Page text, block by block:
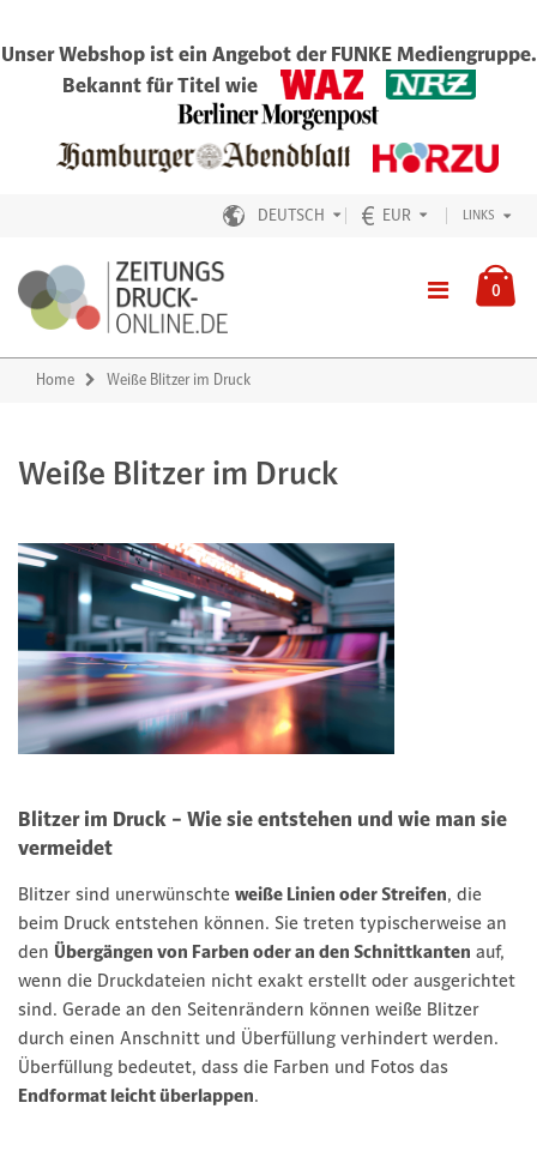
Unser Webshop ist ein Angebot der FUNKE Mediengruppe.
Bekannt für Titel wie
DEUTSCH EUR LINKS
0
Home Weiße Blitzer im Druck
Weiße Blitzer im Druck
Blitzer im Druck – Wie sie entstehen und wie man sie
vermeidet
Blitzer sind unerwünschte weiße Linien oder Streifen, die
beim Druck entstehen können. Sie treten typischerweise an
den Übergängen von Farben oder an den Schnittkanten auf,
wenn die Druckdateien nicht exakt erstellt oder ausgerichtet
sind. Gerade an den Seitenrändern können weiße Blitzer
durch einen Anschnitt und Überfüllung verhindert werden.
Überfüllung bedeutet, dass die Farben und Fotos das
Endformat leicht überlappen.